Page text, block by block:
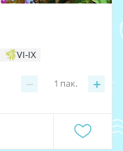
VI-IX
− +
1 пак.